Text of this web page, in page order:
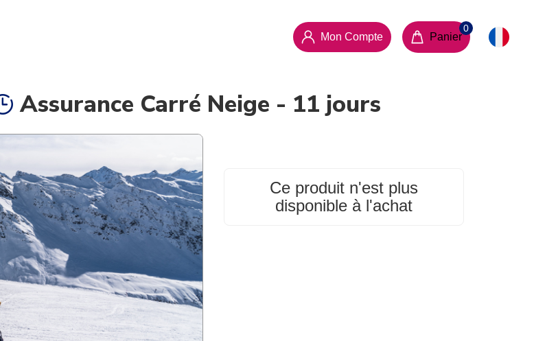
Mon Compte Panier
Assurance Carré Neige - 11 jours
Ce produit n'est plus
disponible à l'achat